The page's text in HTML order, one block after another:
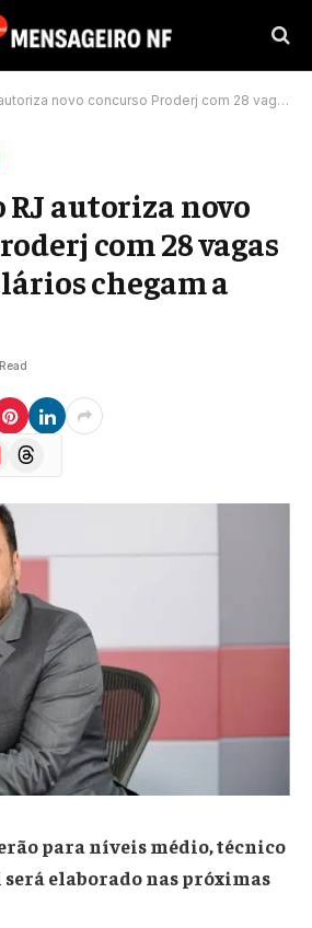
concurso Proderj com 28 vagas efetivas; salários chegam a R$4,5 mil
RJ autoriza novo
com 28 vagas
chegam a
Threads
para níveis médio, técnico
elaborado nas próximas